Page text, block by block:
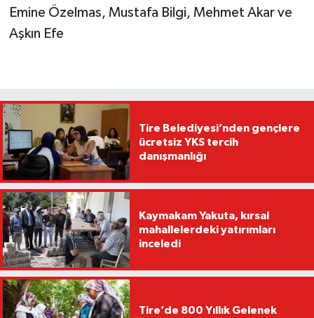
Emine Özelmas, Mustafa Bilgi, Mehmet Akar ve
Aşkın Efe
Tire Belediyesi’nden gençlere
ücretsiz YKS tercih
danışmanlığı
Kaymakam Yakuta, kırsal
mahallelerdeki yatırımları
inceledi
Tire’de 800 Yıllık Gelenek